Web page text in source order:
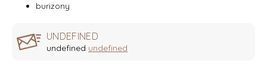
UNDEFINED
undefined undefined
burizony